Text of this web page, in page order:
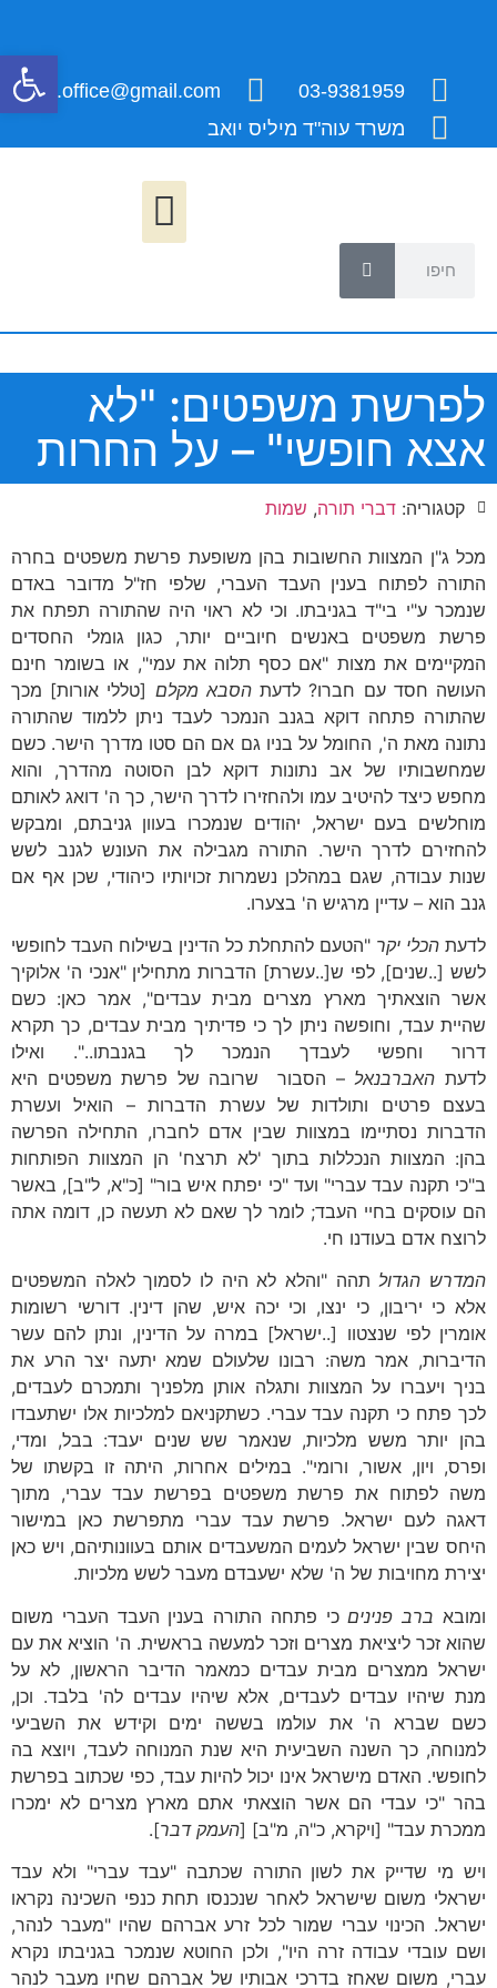
03-9381959
millis.office@gmail.com
משרד עוה"ד מיליס יואב
לפרשת משפטים: "לא
אצא חופשי" – על החרות
קטגוריה: דברי תורה, שמות
מכל ג"ן המצוות החשובות בהן משופעת פרשת משפטים בחרה
התורה לפתוח בענין העבד העברי, שלפי חז"ל מדובר באדם
שנמכר ע"י בי"ד בגניבתו. וכי לא ראוי היה שהתורה תפתח את
פרשת משפטים באנשים חיוביים יותר, כגון גומלי החסדים
המקיימים את מצות "אם כסף תלוה את עמי", או בשומר חינם
העושה חסד עם חברו? לדעתהסבא מקלם [טללי אורות] מכך
שהתורה פתחה דוקא בגנב הנמכר לעבד ניתן ללמוד שהתורה
נתונה מאת ה', החומל על בניו גם אם הם סטו מדרך הישר. כשם
שמחשבותיו של אב נתונות דוקא לבן הסוטה מהדרך, והוא
מחפש כיצד להיטיב עמו ולהחזירו לדרך הישר, כך ה' דואג לאותם
מוחלשים בעם ישראל, יהודים שנמכרו בעוון גניבתם, ומבקש
להחזירם לדרך הישר. התורה מגבילה את העונש לגנב לשש
שנות עבודה, שגם במהלכן נשמרות זכויותיו כיהודי, שכן אף אם
גנב הוא – עדיין מרגיש ה' בצערו.
לדעת הכלי יקר "הטעם להתחלת כל הדינין בשילוח העבד לחופשי
לשש [..שנים], לפי ש[..עשרת] הדברות מתחילין "אנכי ה' אלוקיך
אשר הוצאתיך מארץ מצרים מבית עבדים", אמר כאן: כשם
שהיית עבד, וחופשה ניתן לך כי פדיתיך מבית עבדים, כך תקרא
דרור וחפשי לעבדך הנמכר לך בגנבתו..". ואילו
לדעת האברבנאל – הסבור שרובה של פרשת משפטים היא
בעצם פרטים ותולדות של עשרת הדברות – הואיל ועשרת
הדברות נסתיימו במצוות שבין אדם לחברו, התחילה הפרשה
בהן: המצוות הנכללות בתוך 'לא תרצח' הן המצוות הפותחות
ב"כי תקנה עבד עברי" ועד "כי יפתח איש בור" [כ"א, ל"ב], באשר
הם עוסקים בחיי העבד; לומר לך שאם לא תעשה כן, דומה אתה
לרוצח אדם בעודנו חי.
המדרש הגדולתהה "והלא לא היה לו לסמוך לאלה המשפטים
אלא כי יריבון, כי ינצו, וכי יכה איש, שהן דינין. דורשי רשומות
אומרין לפי שנצטוו [..ישראל] במרה על הדינין, ונתן להם עשר
הדיברות, אמר משה: רבונו שלעולם שמא יתעה יצר הרע את
בניך ויעברו על המצוות ותגלה אותן מלפניך ותמכרם לעבדים,
לכך פתח כי תקנה עבד עברי. כשתקניאם למלכיות אלו ישתעבדו
בהן יותר משש מלכיות, שנאמר שש שנים יעבד: בבל, ומדי,
ופרס, ויון, אשור, ורומי". במילים אחרות, היתה זו בקשתו של
משה לפתוח את פרשת משפטים בפרשת עבד עברי, מתוך
דאגה לעם ישראל. פרשת עבד עברי מתפרשת כאן במישור
היחס שבין ישראל לעמים המשעבדים אותם בעוונותיהם, ויש כאן
יצירת מחויבות של ה' שלא ישעבדם מעבר לשש מלכיות.
ומובא ברב פניניםכי פתחה התורה בענין העבד העברי משום
שהוא זכר ליציאת מצרים וזכר למעשה בראשית. ה' הוציא את עם
ישראל ממצרים מבית עבדים כמאמר הדיבר הראשון, לא על
מנת שיהיו עבדים לעבדים, אלא שיהיו עבדים לה' בלבד. וכן,
כשם שברא ה' את עולמו בששה ימים וקידש את השביעי
למנוחה, כך השנה השביעית היא שנת המנוחה לעבד, ויוצא בה
לחופשי. האדם מישראל אינו יכול להיות עבד, כפי שכתוב בפרשת
בהר "כי עבדי הם אשר הוצאתי אתם מארץ מצרים לא ימכרו
ממכרת עבד" [ויקרא, כ"ה, מ"ב] [העמק דבר].
ויש מי שדייק את לשון התורה שכתבה "עבד עברי" ולא עבד
ישראלי משום שישראל לאחר שנכנסו תחת כנפי השכינה נקראו
ישראל. הכינוי עברי שמור לכל זרע אברהם שהיו "מעבר לנהר,
ושם עובדי עבודה זרה היו", ולכן החוטא שנמכר בגניבתו נקרא
עברי, משום שאחז בדרכי אבותיו של אברהם שחיו מעבר לנהר